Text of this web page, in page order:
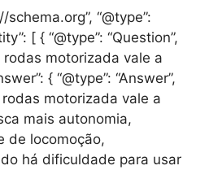
schema.org”, “@type”:
[ { “@type”: “Question”,
rodas motorizada vale a
{ “@type”: “Answer”,
rodas motorizada vale a
mais autonomia,
de locomoção,
há dificuldade para usar